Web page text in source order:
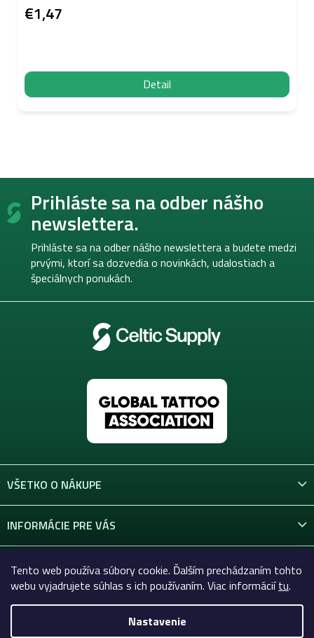
Tento web používa súbory cookie. Ďalším prechádzaním tohto
webu vyjadrujete súhlas s ich používaním. Viac informáciítu.
Nastavenie
€1,47
Detail
Z
Prihláste sa na odber nášho
newslettera.
Prihláste sa na odber nášho newslettera a budete medzi
prvými, ktorí sa dozvedia o novinkách, udalostiach a
špeciálnych ponukách.
VŠETKO O NÁKUPE
INFORMÁCIE PRE VÁS
KONTAKT